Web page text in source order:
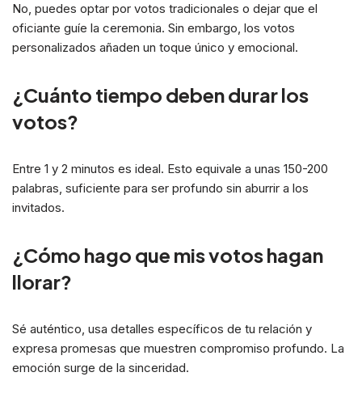
No, puedes optar por votos tradicionales o dejar que el
oficiante guíe la ceremonia. Sin embargo, los votos
personalizados añaden un toque único y emocional.
¿Cuánto tiempo deben durar los
votos?
Entre 1 y 2 minutos es ideal. Esto equivale a unas 150-200
palabras, suficiente para ser profundo sin aburrir a los
invitados.
¿Cómo hago que mis votos hagan
llorar?
Sé auténtico, usa detalles específicos de tu relación y
expresa promesas que muestren compromiso profundo. La
emoción surge de la sinceridad.